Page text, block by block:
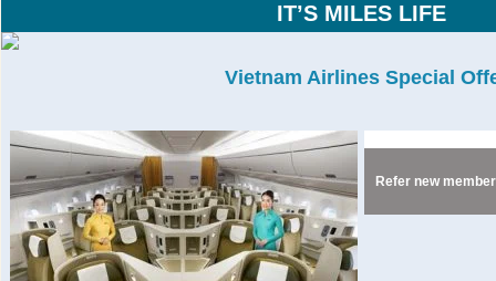
IT’S MILES LIFE
Vietnam Airlines Special
Refer new